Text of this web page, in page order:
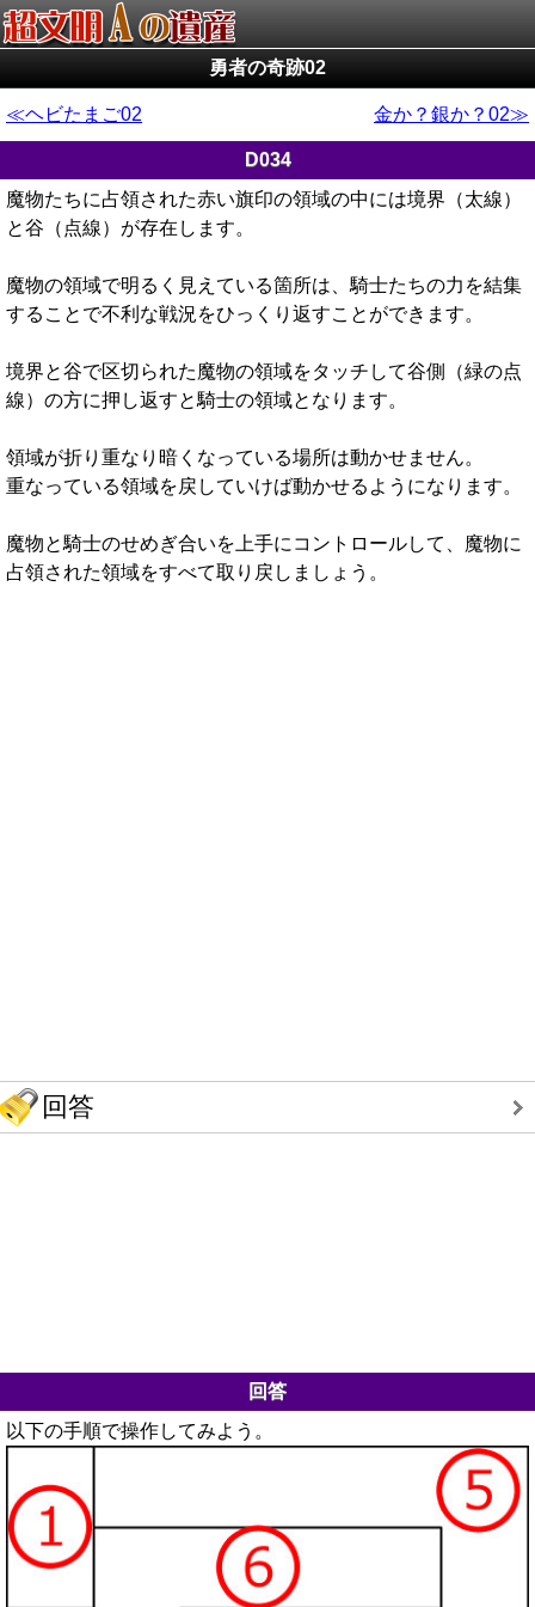
勇者の奇跡02
ヘビたまご02 金か？銀か？02
D034
魔物たちに占領された赤い旗印の領域の中には境界（太線）
と谷（点線）が存在します。
魔物の領域で明るく見えている箇所は、騎士たちの力を結集
することで不利な戦況をひっくり返すことができます。
境界と谷で区切られた魔物の領域をタッチして谷側（緑の点
線）の方に押し返すと騎士の領域となります。
領域が折り重なり暗くなっている場所は動かせません。
重なっている領域を戻していけば動かせるようになります。
魔物と騎士のせめぎ合いを上手にコントロールして、魔物に
占領された領域をすべて取り戻しましょう。
回答
回答
以下の手順で操作してみよう。